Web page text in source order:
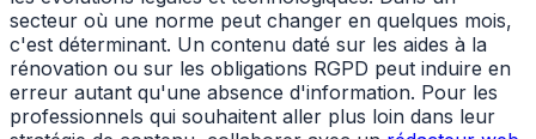
secteur où une norme peut changer en quelques mois,
c'est déterminant. Un contenu daté sur les aides à la
rénovation ou sur les obligations RGPD peut induire en
erreur autant qu'une absence d'information. Pour les
professionnels qui souhaitent aller plus loin dans leur